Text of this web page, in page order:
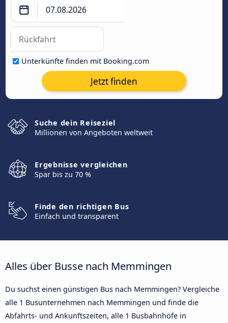
Unterkünfte finden mit Booking.com
Jetzt finden
Suche dein Reiseziel
Millionen von Angeboten weltweit
Ergebnisse vergleichen
Spar bis zu 70 %
Finde den richtigen Bus
Einfach und transparent
Alles über Busse nach Memmingen
Du suchst einen günstigen Bus nach Memmingen? Vergleiche
alle 1 Busunternehmen nach Memmingen und finde die
Abfahrts- und Ankunftszeiten, alle 1 Busbahnhöfe in